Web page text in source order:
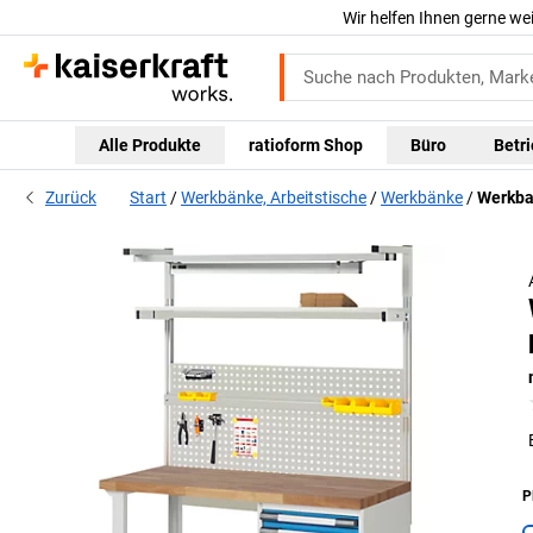
Wir helfen Ihnen gerne
Alle Produkte ratioform Shop Büro
Zurück Start Werkbänke, Arbeitstische Werkbänke